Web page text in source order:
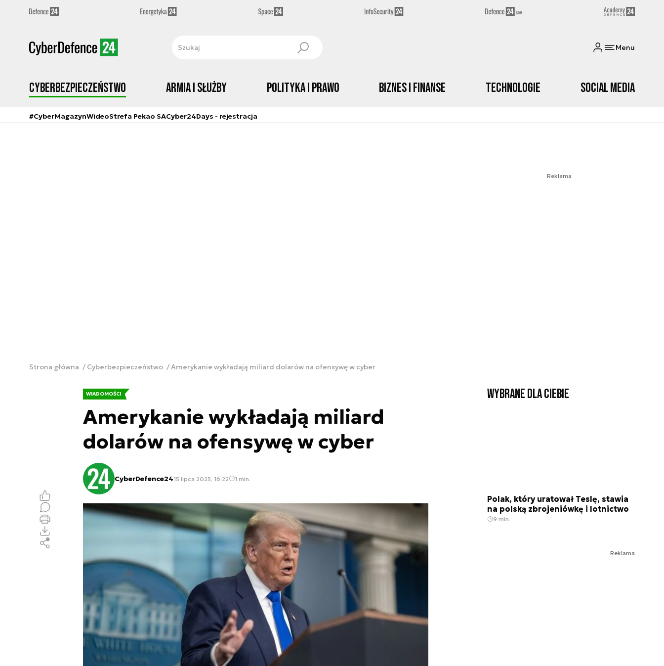
Menu
Cyberbezpieczeństwo Armia i Służby Polityka i prawo Biznes i Finanse Technologie Social media
#CyberMagazynWideoStrefa Pekao SACyber24Days - rejestracja
Reklama
Strona główna Cyberbezpieczeństwo Amerykanie wykładają miliard dolarów na ofensywę w cyber
WIADOMOŚCI
Amerykanie wykładają miliard
dolarów na ofensywę w cyber
CyberDefence2415 lipca 2025, 16:22 1 min.
Wybrane dla Ciebie
Polak, który uratował Teslę, stawia
na polską zbrojeniówkę i lotnictwo
9 min.
Reklama